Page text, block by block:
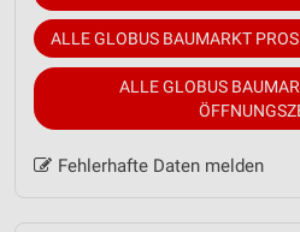
ALLE GLOBUS BAUMARKT
ALLE GLOBUS
Fehlerhafte Daten melden